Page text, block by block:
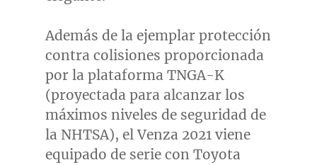
Además de la ejemplar protección
contra colisiones proporcionada
por la plataforma TNGA-K
(proyectada para alcanzar los
máximos niveles de seguridad de
la NHTSA), el Venza 2021 viene
equipado de serie con Toyota